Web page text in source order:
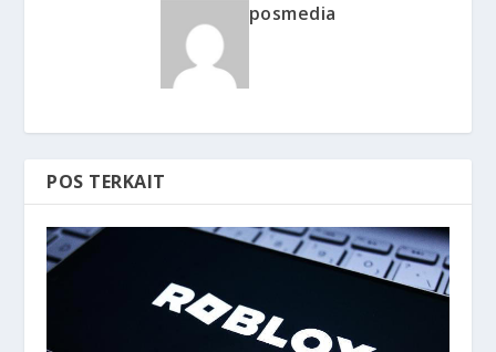
posmedia
POS TERKAIT